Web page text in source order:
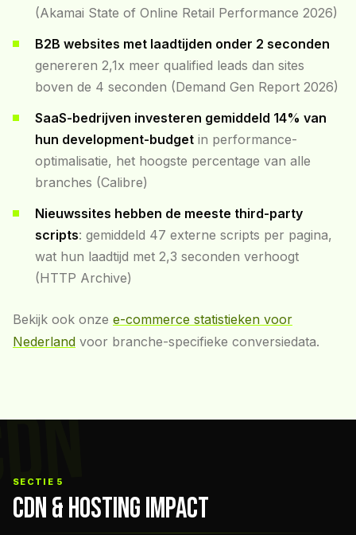
(Akamai State of Online Retail Performance 2026)
B2B websites met laadtijden onder 2 seconden
genereren 2,1x meer qualified leads dan sites
boven de 4 seconden (Demand Gen Report 2026)
SaaS-bedrijven investeren gemiddeld 14% van
hun development-budget in performance-
optimalisatie, het hoogste percentage van alle
branches (Calibre)
Nieuwssites hebben de meeste third-party
scripts: gemiddeld 47 externe scripts per pagina,
wat hun laadtijd met 2,3 seconden verhoogt
(HTTP Archive)
Bekijk ook onze e-commerce statistieken voor
Nederland voor branche-specifieke conversiedata.
SECTIE 5
CDN & HOSTING IMPACT